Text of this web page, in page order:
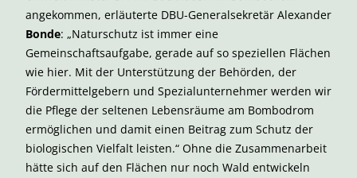
angekommen, erläuterte DBU-Generalsekretär Alexander
Bonde: „Naturschutz ist immer eine
Gemeinschaftsaufgabe, gerade auf so speziellen Flächen
wie hier. Mit der Unterstützung der Behörden, der
Fördermittelgebern und Spezialunternehmer werden wir
die Pflege der seltenen Lebensräume am Bombodrom
ermöglichen und damit einen Beitrag zum Schutz der
biologischen Vielfalt leisten.“ Ohne die Zusammenarbeit
hätte sich auf den Flächen nur noch Wald entwickeln